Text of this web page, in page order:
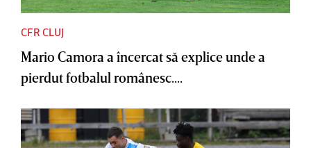
CFR CLUJ
Mario Camora a încercat să explice unde a
pierdut fotbalul românesc....